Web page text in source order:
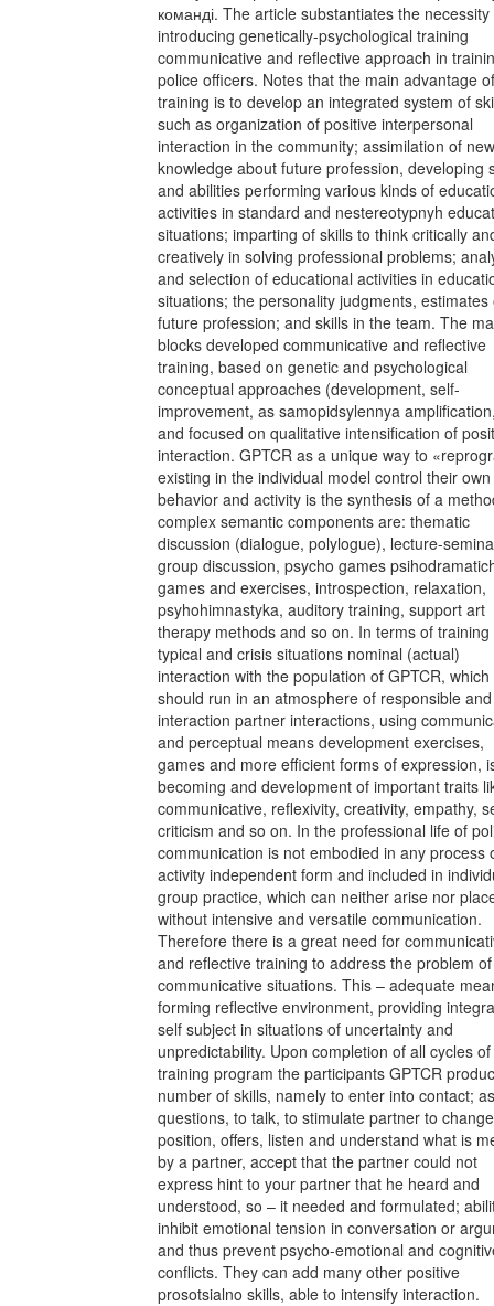
команді. The article substantiates the necessity
introducing genetically-psychological training
communicative and reflective approach in
police officers. Notes that the main advantage
training is to develop an integrated system of
such as organization of positive interpersonal
interaction in the community; assimilation of new
knowledge about future profession, developing
and abilities performing various kinds of
activities in standard and nestereotypnyh
situations; imparting of skills to think critically
creatively in solving professional problems;
and selection of educational activities in
situations; the personality judgments, estimates
future profession; and skills in the team. The
blocks developed communicative and reflective
training, based on genetic and psychological
conceptual approaches (development, self-
improvement, as samopidsylennya
and focused on qualitative intensification of
interaction. GPTCR as a unique way to
existing in the individual model control their own
behavior and activity is the synthesis of a
complex semantic components are: thematic
discussion (dialogue, polylogue), lecture-
group discussion, psycho games
games and exercises, introspection, relaxation,
psyhohimnastyka, auditory training, support art
therapy methods and so on. In terms of training
typical and crisis situations nominal (actual)
interaction with the population of GPTCR, which
should run in an atmosphere of responsible
interaction partner interactions, using
and perceptual means development exercises,
games and more efficient forms of expression,
becoming and development of important traits
communicative, reflexivity, creativity, empathy,
criticism and so on. In the professional life of
communication is not embodied in any process
activity independent form and included in
group practice, which can neither arise nor
without intensive and versatile communication.
Therefore there is a great need for
and reflective training to address the problem of
communicative situations. This – adequate
forming reflective environment, providing
self subject in situations of uncertainty and
unpredictability. Upon completion of all cycles
training program the participants GPTCR
number of skills, namely to enter into contact;
questions, to talk, to stimulate partner to
position, offers, listen and understand what is
by a partner, accept that the partner could not
express hint to your partner that he heard and
understood, so – it needed and formulated;
inhibit emotional tension in conversation or
and thus prevent psycho-emotional and
conflicts. They can add many other positive
prosotsialno skills, able to intensify interaction.